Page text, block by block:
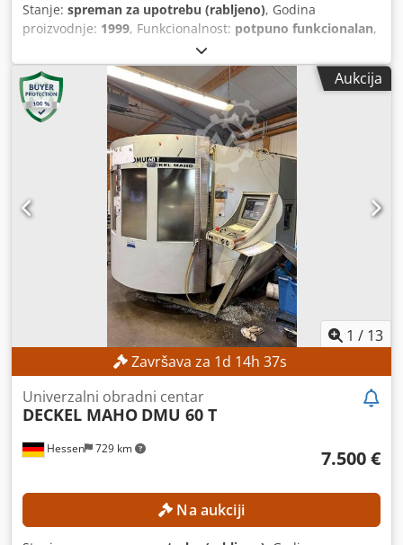
Stanje: spreman za upotrebu (rabljeno), Godina
proizvodnje: 1999, Funkcionalnost: potpuno funkcionalan,
600 mm
pomak osi Z:560 mm, masa obratka (maks.):600 kg, broj
mjesta u spremniku alata:60 , kut zakretanja osi C (maks.):
360 °, Nema minimalne cijene – zajamčena prodaja po
najvišoj ponudi! TEHNIČKE KARAKTERISTIKE Nosač vretena:
SK40 Hod osi X: 600 mm Hod osi Y: 560 mm Hod osi Z: 560
mm Raspon zakretanja osi B: 360° Broj mjesta za alate u
spremniku: 60 DETALJI O STROJU Upravljački sustav:
Siemens Broj paleta: 2 Veličina palete: 400 × 500 mm
Dopušteno opterećenje palete: 600 kg Dwsdezpxd Rspfx Af
Soa Masa stroja: 10.500 kg
Aukcija
1 / 13
Završava za 1d 14h 34s
Hessen 729 km
Univerzalni obradni centar
DECKEL MAHO DMU 60 T
7.500 €
Na aukciji